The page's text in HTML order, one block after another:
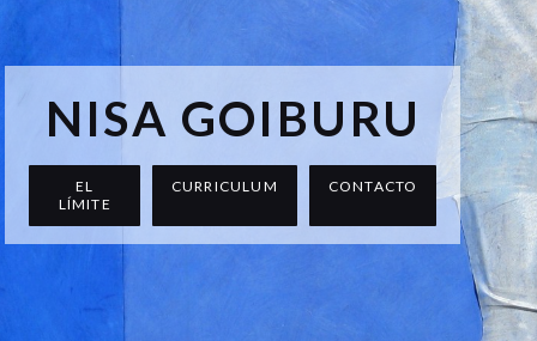
NISA GOIBURU
EL
LÍMITE
CURRICULUM CONTACTO